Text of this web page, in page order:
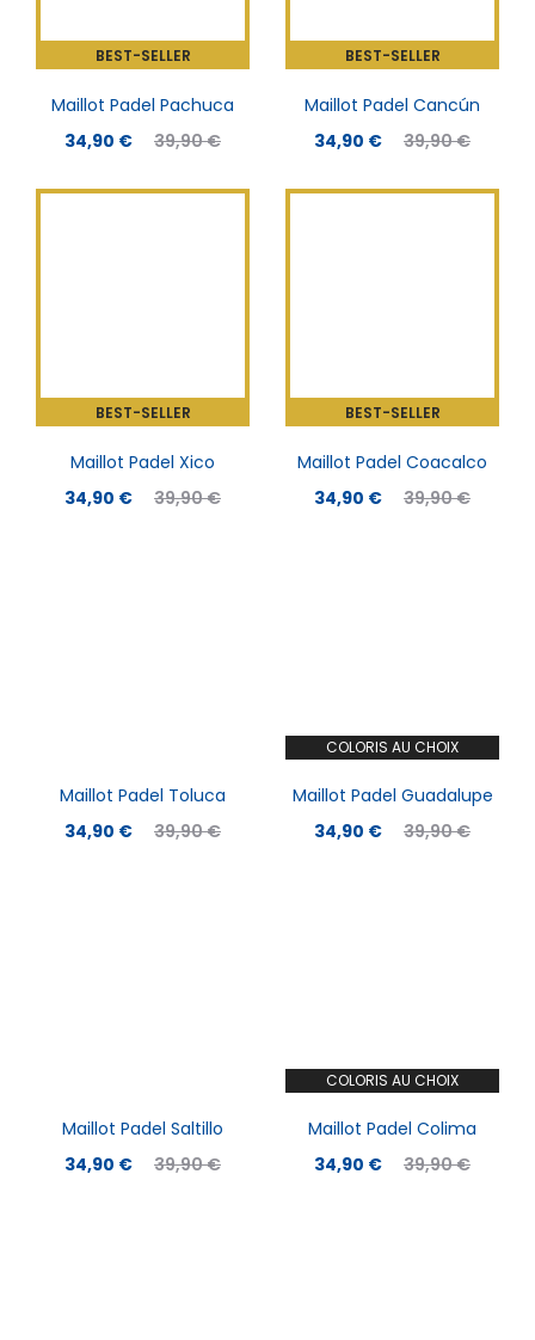
BEST-SELLER
Maillot Padel Pachuca
39,90€
34,90 €
BEST-SELLER
COLORIS AU CHOIX
Maillot Padel Cancún
39,90€
34,90 €
BEST-SELLER
Maillot Padel Xico
39,90€
34,90 €
BEST-SELLER
COLORIS AU CHOIX
Maillot Padel Coacalco
39,90€
34,90 €
Maillot Padel Toluca
39,90€
34,90 €
COLORIS AU CHOIX
Maillot Padel Guadalupe
39,90€
34,90 €
Maillot Padel Saltillo
39,90€
34,90 €
COLORIS AU CHOIX
Maillot Padel Colima
39,90€
34,90 €